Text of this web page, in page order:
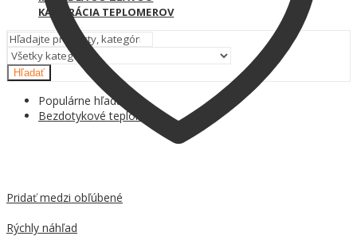
KALIBRÁCIA TEPLOMEROV
Hľadať
Populárne hľadania
Bezdotykové teplomery
Pridať medzi obľúbené
Rýchly náhľad